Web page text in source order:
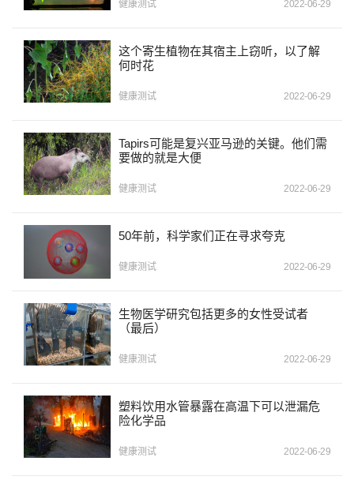
健康测试 2022-06-29
这个寄生植物在其宿主上窃听，以了解
何时花
健康测试 2022-06-29
Tapirs可能是复兴亚马逊的关键。他们需
要做的就是大便
健康测试 2022-06-29
50年前，科学家们正在寻求夸克
健康测试 2022-06-29
生物医学研究包括更多的女性受试者
（最后）
健康测试 2022-06-29
塑料饮用水管暴露在高温下可以泄漏危
险化学品
健康测试 2022-06-29